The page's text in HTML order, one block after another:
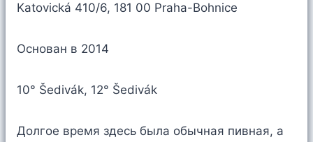
Katovická 410/6, 181 00 Praha-Bohnice
Основан в 2014
10° Šedivák, 12° Šedivák
Долгое время здесь была обычная пивная, а